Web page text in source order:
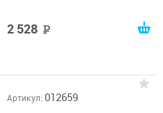
2 528
Артикул: 012659